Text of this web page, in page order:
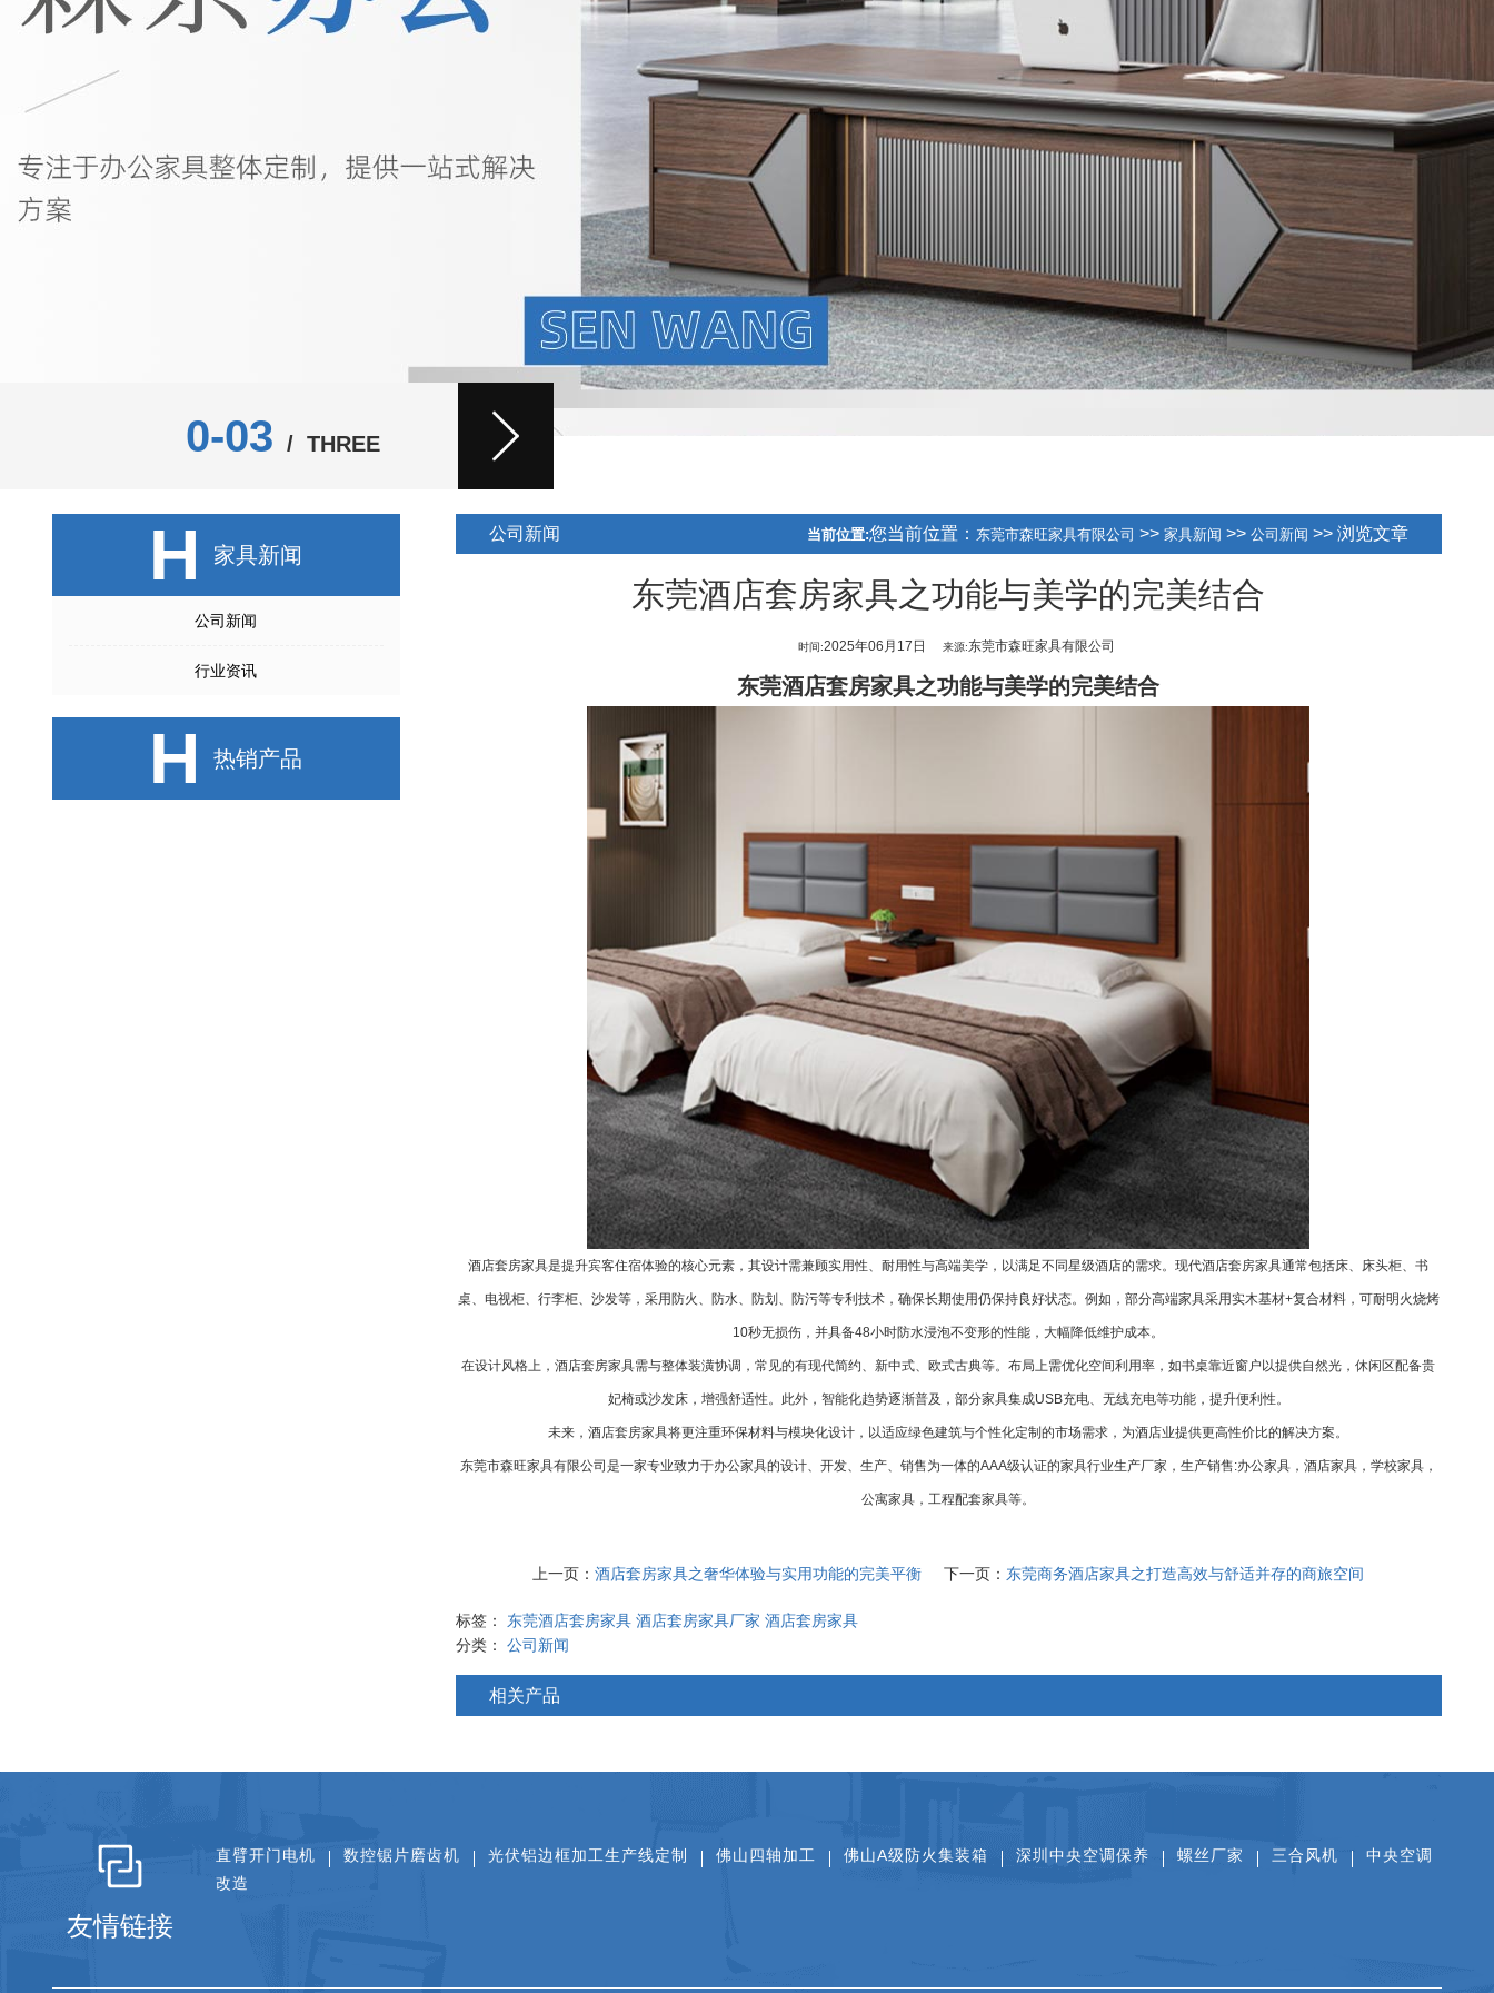
0-03 / THREE
H 家具新闻
公司新闻
行业资讯
H 热销产品
公司新闻 当前位置:您当前位置： 东莞市森旺家具有限公司 >> 家具新闻 >> 公司新闻 >> 浏览文章
东莞酒店套房家具之功能与美学的完美结合
时间:2025年06月17日 来源:东莞市森旺家具有限公司
东莞酒店套房家具之功能与美学的完美结合
酒店套房家具是提升宾客住宿体验的核心元素，其设计需兼顾实用性、耐用性与高端美学，以满足不同星级酒店的需求。现代酒店套房家具通常包括床、床头柜、书
桌、电视柜、行李柜、沙发等，采用防火、防水、防划、防污等专利技术，确保长期使用仍保持良好状态。例如，部分高端家具采用实木基材+复合材料，可耐明火烧烤
10秒无损伤，并具备48小时防水浸泡不变形的性能，大幅降低维护成本。
在设计风格上，酒店套房家具需与整体装潢协调，常见的有现代简约、新中式、欧式古典等。布局上需优化空间利用率，如书桌靠近窗户以提供自然光，休闲区配备贵
妃椅或沙发床，增强舒适性。此外，智能化趋势逐渐普及，部分家具集成USB充电、无线充电等功能，提升便利性。
未来，酒店套房家具将更注重环保材料与模块化设计，以适应绿色建筑与个性化定制的市场需求，为酒店业提供更高性价比的解决方案。
东莞市森旺家具有限公司是一家专业致力于办公家具的设计、开发、生产、销售为一体的AAA级认证的家具行业生产厂家，生产销售:办公家具，酒店家具，学校家具，
公寓家具，工程配套家具等。
上一页：酒店套房家具之奢华体验与实用功能的完美平衡 下一页： 东莞商务酒店家具之打造高效与舒适并存的商旅空间
标签： 东莞酒店套房家具 酒店套房家具厂家 酒店套房家具
分类： 公司新闻
相关产品
友情链接
直臂开门电机 数控锯片磨齿机 光伏铝边框加工生产线定制 佛山四轴加工 佛山A级防火集装箱 深圳中央空调保养 螺丝厂家 三合风机
中央空调
改造